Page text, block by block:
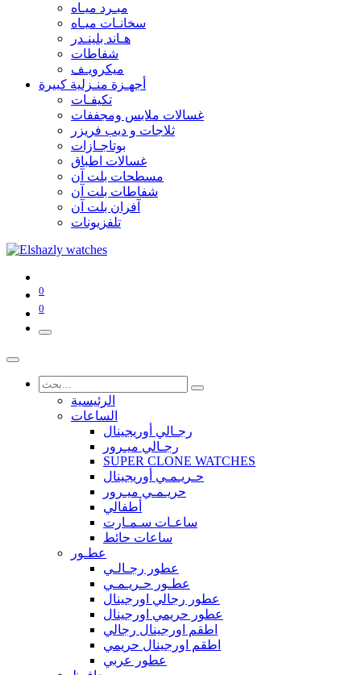
مبـرد ميـاه
سخانـات ميـاه
هـاند بلينـدر
شفاطات
ميكرويـف
أجهـزة منـزلية كبيرة
تكيفـات
غسالات ملابس ومجففات
ثلاجات و ديب فريزر
بوتاجـازات
غسالات اطباق
مسطحات بلت آن
شفاطات بلت آن
آفران بلت آن
تلفزيونات
0
0
الرئيسية
الساعات
رجـالي أوريجينال
رجـالي ميـرور
SUPER CLONE WATCHES
حـريـمـي أوريجينال
حريـمـي ميـرور
أطفالي
ساعـات سـمـارت
ساعات حائط
عطـور
عطور رجـالـي
عطـور حـريـمـي
عطور رجالي اورجينال
عطور حريمي اورجينال
اطقم اورجينال رجالي
اطقم اورجينال حريمي
عطور عربي